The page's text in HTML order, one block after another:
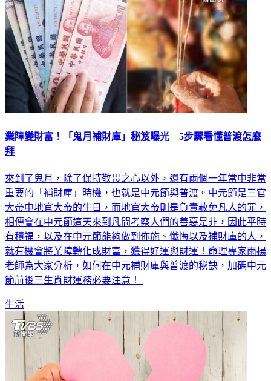
業障變財富！「鬼月補財庫」秘笈曝光 5步驟看懂普渡怎麼
拜
來到了鬼月，除了保持敬畏之心以外，還有兩個一年當中非常
重要的「補財庫」時機，也就是中元節與普渡。中元節是三官
大帝中地官大帝的生日，而地官大帝則是負責赦免凡人的罪，
相傳會在中元節這天來到凡間考察人們的善惡是非，因此平時
有積福，以及在中元節能夠做到佈施、懺悔以及補財庫的人，
就有機會將業障轉化成財富，獲得好運與財運！命理專家雨揚
老師為大家分析，如何在中元補財庫與普渡的秘訣，加碼中元
節前後三生肖財運務必要注意！
生活